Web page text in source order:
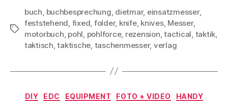
Schlagwörter
buch buchbesprechung dietmar, einsatzmesser,
feststehend fixed folder, knife, knives, Messer,
motorbuch pohl pohlforce, rezension ,tactical taktik
taktisch ,taktische taschenmesser, verlag
Kategorien
DIY EDC EQUIPMENT FOTO + VIDEO
HANDY